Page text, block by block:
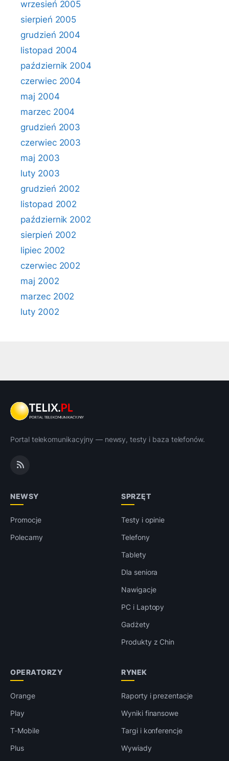
wrzesień 2005
sierpień 2005
grudzień 2004
listopad 2004
październik 2004
czerwiec 2004
maj 2004
marzec 2004
grudzień 2003
czerwiec 2003
maj 2003
luty 2003
grudzień 2002
listopad 2002
październik 2002
sierpień 2002
lipiec 2002
czerwiec 2002
maj 2002
marzec 2002
luty 2002
Portal telekomunikacyjny — newsy, testy i baza telefonów.
NEWSY
Promocje
Polecamy
SPRZĘT
Testy i opinie
Telefony
Tablety
Dla seniora
Nawigacje
PC i Laptopy
Gadżety
Produkty z Chin
OPERATORZY
Orange
Play
T-Mobile
Plus
RYNEK
Raporty i prezentacje
Wyniki finansowe
Targi i konferencje
Wywiady